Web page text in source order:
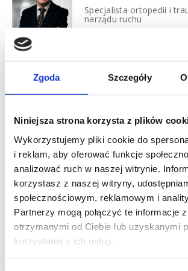
Zgoda Szczegóły
Niniejsza strona korzysta z plików
Wykorzystujemy pliki cookie do
i reklam, aby oferować funkcje
analizować ruch w naszej witrynie.
korzystasz z naszej witryny,
społecznościowym, reklamowym i
Partnerzy mogą połączyć te informacje
otrzymanymi od Ciebie lub uzyskanymi
korzystania z ich usług.
Specjalista ortopedii i
narządu ruchu
Specjalizuję się w leczeniu zachowawczym i
urazów i chorób stawów biodrowych,
ze szczególnym uwzględnieniem
całkowitej stawu biodrowego i kolanowego.
obszarem, w którym się specjalizuję jest
WarszawaMokotów
Pory 78, Warszawa
Specjalizacja: Ortopedia
Cennik: